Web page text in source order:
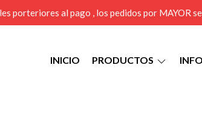
porteriores al pago , los pedidos por MAYOR
INICIO PRODUCTOS